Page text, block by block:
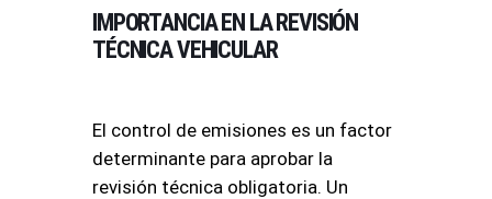
IMPORTANCIA EN LA REVISIÓN
TÉCNICA VEHICULAR
El control de emisiones es un factor
determinante para aprobar la
revisión técnica obligatoria. Un